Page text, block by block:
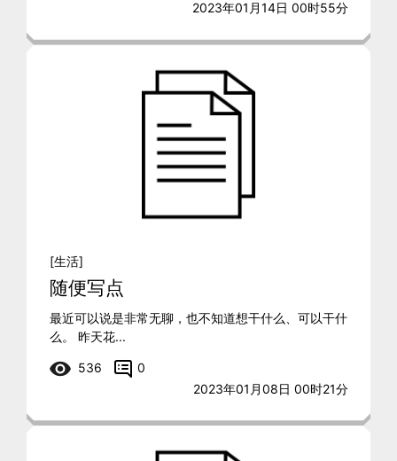
2023年01月14日 00时55分
[生活]
随便写点
最近可以说是非常无聊，也不知道想干什么、可以干什
么。 昨天花...
536
0
2023年01月08日 00时21分